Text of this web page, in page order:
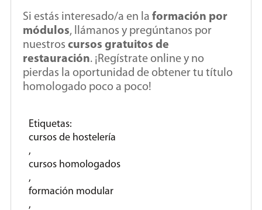
Si estás interesado/a en la formación por
módulos, llámanos y pregúntanos por
nuestros cursos gratuitos de
restauración. ¡Regístrate online y no
pierdas la oportunidad de obtener tu título
homologado poco a poco!
Etiquetas:
cursos de hostelería
,
cursos homologados
,
formación modular
,